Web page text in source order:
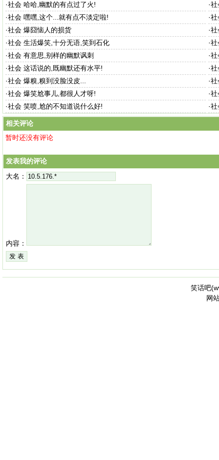
·社会 哈哈,幽默的有点过了火! ·社
·社会 嘿嘿,这个...就有点不淡定啦! ·社
·社会 爆囧恼人的损货 ·社
·社会 生活爆笑,十分无语,笑到石化 ·社
·社会 有意思,别样的幽默讽刺 ·社
·社会 这话说的,既幽默还有水平! ·社
·社会 爆糗,糗到没脸没皮... ·社
·社会 爆笑尬事儿,都很人才呀! ·社
·社会 笑喷,尬的不知道说什么好! ·社
相关评论
暂时还没有评论
发表我的评论
大名：
内容：
笑话吧(
网